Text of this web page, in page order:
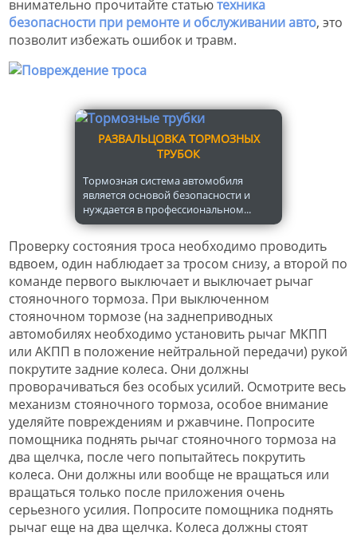
внимательно прочитайте статьютехника
безопасности при ремонте и обслуживании авто, это
позволит избежать ошибок и травм.
РАЗВАЛЬЦОВКА ТОРМОЗНЫХ
ТРУБОК
Тормозная система автомобиля
является основой безопасности и
нуждается в профессиональном...
Проверку состояния троса необходимо проводить
вдвоем, один наблюдает за тросом снизу, а второй по
команде первого выключает и выключает рычаг
стояночного тормоза. При выключенном
стояночном тормозе (на заднеприводных
автомобилях необходимо установить рычаг МКПП
или АКПП в положение нейтральной передачи) рукой
покрутите задние колеса. Они должны
проворачиваться без особых усилий. Осмотрите весь
механизм стояночного тормоза, особое внимание
уделяйте повреждениям и ржавчине. Попросите
помощника поднять рычаг стояночного тормоза на
два щелчка, после чего попытайтесь покрутить
колеса. Они должны или вообще не вращаться или
вращаться только после приложения очень
серьезного усилия. Попросите помощника поднять
рычаг еще на два щелчка. Колеса должны стоят